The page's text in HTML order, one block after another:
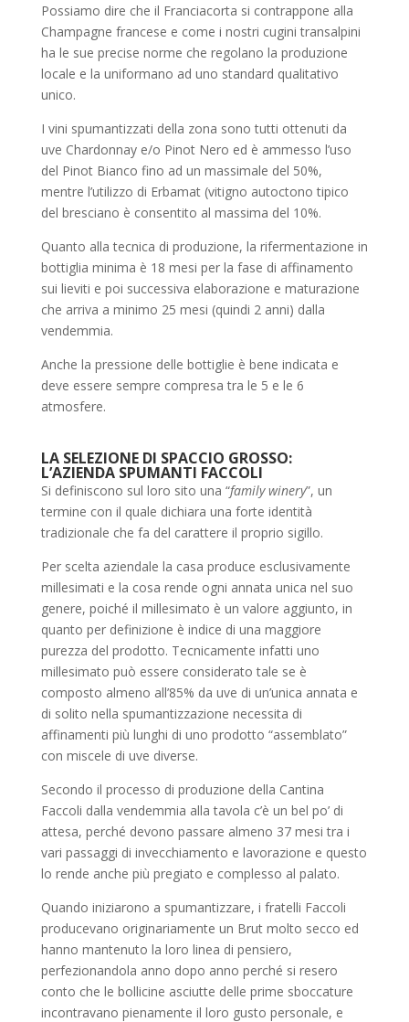
Possiamo dire che il Franciacorta si contrappone alla
Champagne francese e come i nostri cugini transalpini
ha le sue precise norme che regolano la produzione
locale e la uniformano ad uno standard qualitativo
unico.
I vini spumantizzati della zona sono tutti ottenuti da
uve Chardonnay e/o Pinot Nero ed è ammesso l’uso
del Pinot Bianco fino ad un massimale del 50%,
mentre l’utilizzo di Erbamat (vitigno autoctono tipico
del bresciano è consentito al massima del 10%.
Quanto alla tecnica di produzione, la rifermentazione in
bottiglia minima è 18 mesi per la fase di affinamento
sui lieviti e poi successiva elaborazione e maturazione
che arriva a minimo 25 mesi (quindi 2 anni) dalla
vendemmia.
Anche la pressione delle bottiglie è bene indicata e
deve essere sempre compresa tra le 5 e le 6
atmosfere.
LA SELEZIONE DI SPACCIO GROSSO:
L’AZIENDA SPUMANTI FACCOLI
Si definiscono sul loro sito una “family winery”, un
termine con il quale dichiara una forte identità
tradizionale che fa del carattere il proprio sigillo.
Per scelta aziendale la casa produce esclusivamente
millesimati e la cosa rende ogni annata unica nel suo
genere, poiché il millesimato è un valore aggiunto, in
quanto per definizione è indice di una maggiore
purezza del prodotto. Tecnicamente infatti uno
millesimato può essere considerato tale se è
composto almeno all’85% da uve di un’unica annata e
di solito nella spumantizzazione necessita di
affinamenti più lunghi di uno prodotto “assemblato”
con miscele di uve diverse.
Secondo il processo di produzione della Cantina
Faccoli dalla vendemmia alla tavola c’è un bel po’ di
attesa, perché devono passare almeno 37 mesi tra i
vari passaggi di invecchiamento e lavorazione e questo
lo rende anche più pregiato e complesso al palato.
Quando iniziarono a spumantizzare, i fratelli Faccoli
producevano originariamente un Brut molto secco ed
hanno mantenuto la loro linea di pensiero,
perfezionandola anno dopo anno perché si resero
conto che le bollicine asciutte delle prime sboccature
incontravano pienamente il loro gusto personale, e